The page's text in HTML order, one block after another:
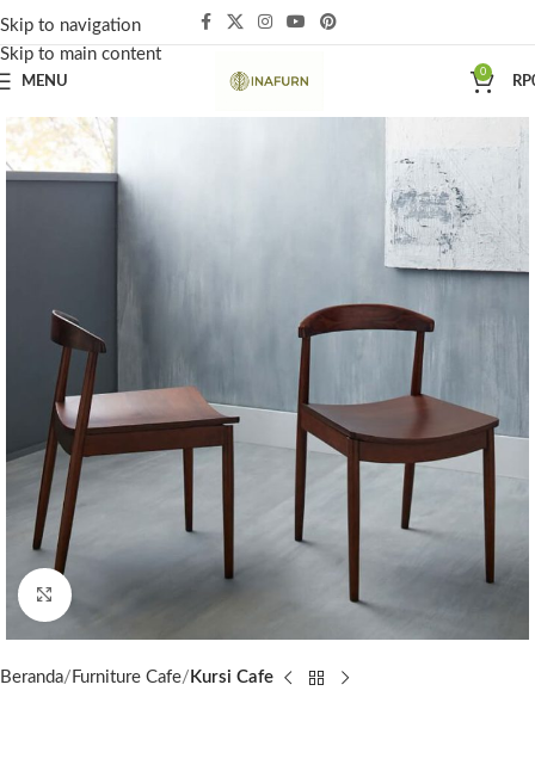
Skip to navigation
Skip to main content
MENU
0
RP
Click to enlarge
Beranda Furniture Cafe Kursi Cafe